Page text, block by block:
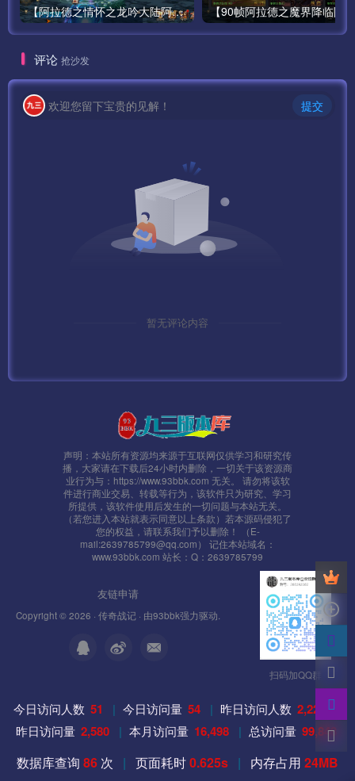
运行后为了安全可以把 sk 文件删除
6、搭建网站
IP:81
修改服务端文件IP: 替换：123.207.42.5
/root/platform/CenterServer/CenterServer.cfg
/root/platform/RelayServer/RelayServer.cfg
/root/platform/RelayServer1/RelayServer.cfg
/root/platform/UdpConnServer/UdpConnServer.cfg
/root/platform/UdpConnServer1/UdpConnServer.cfg
/root/s1/AdminServer/NetAddress.xml
到此算服务端就可以了，下面看看客户端
7、启动游戏服务
【阿拉德之情怀之龙吟大陆阿拉德高增版】站长推荐经典3D横版闯关手游最新-打包Linux服务端源码视频架设教程-GM总运营WEB管理后台-新版多功能GM授权后台-安卓版本！
评论 抢沙发
欢迎您留下宝贵的见解！ 提交
暂无评论内容
声明：本站所有资源均来源于互联网仅供学习和研究传
播，大家请在下载后24小时内删除，一切关于该资源商
业行为与：https://www.93bbk.com 无关。 请勿将该软
件进行商业交易、转载等行为，该软件只为研究、学习
所提供，该软件使用后发生的一切问题与本站无关。
（若您进入本站就表示同意以上条款）若本源码侵犯了
您的权益，请联系我们予以删除！ （E-
mail:2639785799@qq.com） 记住本站域名：
www.93bbk.com 站长：Q：2639785799
友链申请
Copyright © 2026 · 传奇战记 · 由93bbk强力驱动.
扫码加QQ群
今日访问人数 51 | 今日访问量 54 | 昨日访问人数 2,225
昨日访问量 2,580 | 本月访问量 16,498 | 总访问量 99,848
数据库查询 86 次 | 页面耗时0.625s | 内存占用 24MB